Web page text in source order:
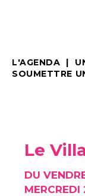
L'AGENDA
SOUMETTRE
Le
DU